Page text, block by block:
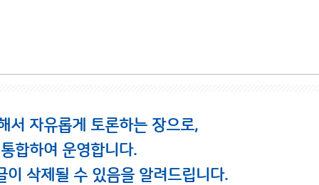
서 자유롭게 토론하는 장으로,
합하여 운영합니다.
삭제될 수 있음을 알려드립니다.